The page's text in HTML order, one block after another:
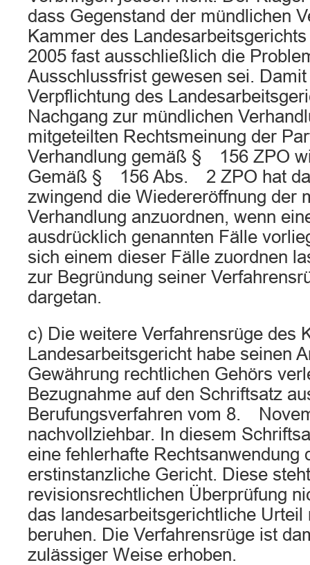
dass Gegenstand der mündlichen
Kammer des
2005 fast ausschließlich die
Ausschlussfrist gewesen sei.
Verpflichtung des
Nachgang zur mündlichen
mitgeteilten Rechtsmeinung der
Verhandlung gemäß § 156 ZPO
Gemäß § 156 Abs. 2 ZPO hat
zwingend die Wiedereröffnung der
Verhandlung anzuordnen, wenn
ausdrücklich genannten Fälle
sich einem dieser Fälle zuordnen
zur Begründung seiner
dargetan.
c) Die weitere Verfahrensrüge des
Landesarbeitsgericht habe seinen
Gewährung rechtlichen Gehörs
Bezugnahme auf den Schriftsatz
Berufungsverfahren vom 8.
nachvollziehbar. In diesem
eine fehlerhafte Rechtsanwendung
erstinstanzliche Gericht. Diese
revisionsrechtlichen Überprüfung
das landesarbeitsgerichtliche Urteil
beruhen. Die Verfahrensrüge ist
zulässiger Weise erhoben.